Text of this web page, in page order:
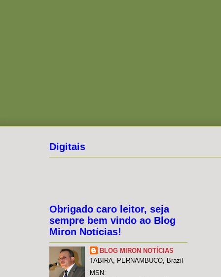
Digitais
Obrigado caro leitor, seja
sempre bem vindo ao Blog
Miron Notícias!
BLOG MIRON NOTÍCIAS
TABIRA, PERNAMBUCO, Brazil
MSN: